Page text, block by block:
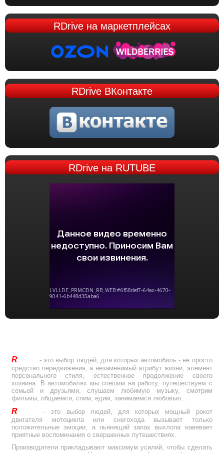
RDriveна маркетплейсах
RDriveВКонтакте
RDriveна RUTUBE
R
- это выбор людей, для которых автомобиль - не просто
средство передвижения, а незаменимый атрибут жизни, элемент
персонального стиля, естественное продолжение своего
хозяина. В автомобилях мы спешим на работу, путешествуем с
семьей и друзьями, слушаем любимую музыку, смотрим
фильмы, общаемся, спим, едим, занимаемся любовью...
R
- это выбор людей, для которых мощный рокот
двигателя мотоцикла или снегохода вызывает только
положительные эмоции, а пьянящий запах выхлопа навевает
приятные воспоминания о свершенных путешествиях.
Производители прикладывают максимум усилий, чтобы сделать